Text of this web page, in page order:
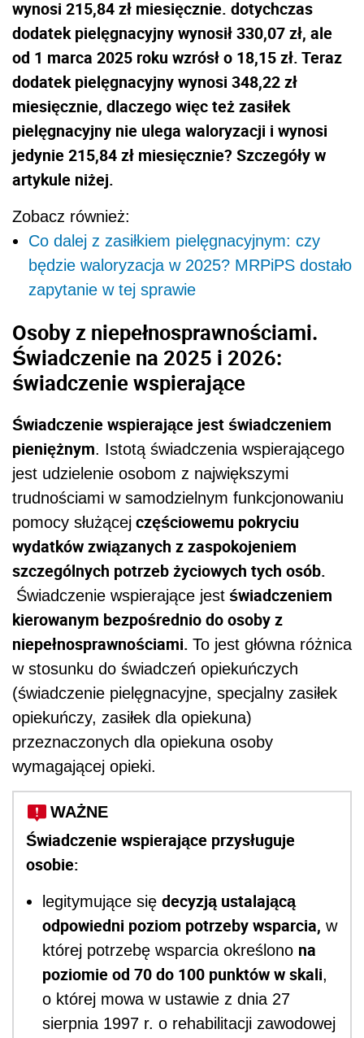
wynosi 215,84 zł miesięcznie. dotychczas
dodatek pielęgnacyjny wynosił 330,07 zł, ale
od 1 marca 2025 roku wzrósł o 18,15 zł. Teraz
dodatek pielęgnacyjny wynosi 348,22 zł
miesięcznie, dlaczego więc też zasiłek
pielęgnacyjny nie ulega waloryzacji i wynosi
jedynie 215,84 zł miesięcznie? Szczegóły w
artykule niżej.
Zobacz również:
Co dalej z zasiłkiem pielęgnacyjnym: czy
będzie waloryzacja w 2025? MRPiPS dostało
zapytanie w tej sprawie
Osoby z niepełnosprawnościami.
Świadczenie na 2025 i 2026:
świadczenie wspierające
Świadczenie wspierające jest świadczeniem
pieniężnym. Istotą świadczenia wspierającego
jest udzielenie osobom z największymi
trudnościami w samodzielnym funkcjonowaniu
pomocy służącej częściowemu pokryciu
wydatków związanych z zaspokojeniem
szczególnych potrzeb życiowych tych osób.
Świadczenie wspierające jest świadczeniem
kierowanym bezpośrednio do osoby z
niepełnosprawnościami. To jest główna różnica
w stosunku do świadczeń opiekuńczych
(świadczenie pielęgnacyjne, specjalny zasiłek
opiekuńczy, zasiłek dla opiekuna)
przeznaczonych dla opiekuna osoby
wymagającej opieki.
WAŻNE
Świadczenie wspierające przysługuje
osobie:
legitymujące się decyzją ustalającą
odpowiedni poziom potrzeby wsparcia, w
której potrzebę wsparcia określono na
poziomie od 70 do 100 punktów w skali,
o której mowa w ustawie z dnia 27
sierpnia 1997 r. o rehabilitacji zawodowej